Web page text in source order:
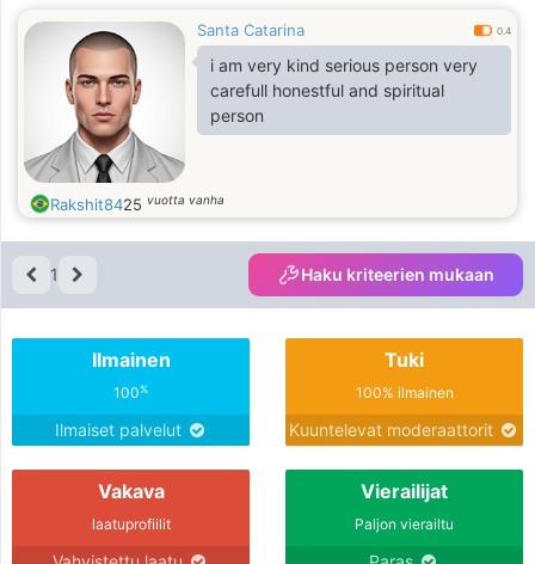
Santa Catarina 0.4
i am very kind serious person very
carefull honestful and spiritual
person
Rakshit8425 vuotta vanha
1 Haku kriteerien mukaan
Ilmainen
100%
Ilmaiset palvelut
Tuki
100% ilmainen
Kuuntelevat moderaattorit
Vakava
laatuprofiilit
Vierailijat
Paljon vierailtu